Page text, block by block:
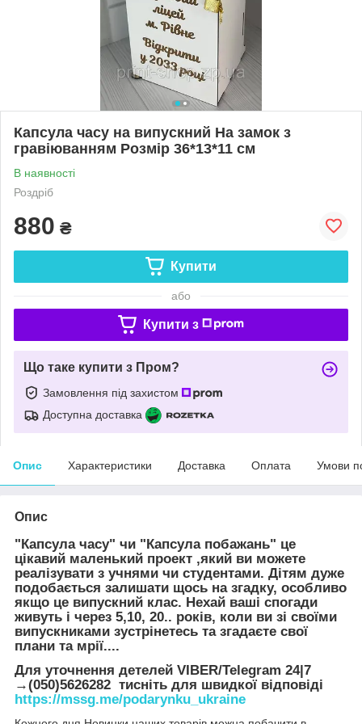
Капсула часу на випускний На замок з
гравіюванням Розмір 36*13*11 см
В наявності
Роздріб
880 ₴
Купити
або
Купити з
Що таке купити з Пром?
Замовлення під захистом
Доступна доставка
Опис Характеристики Доставка Оплата Умови
Опис
"Капсула часу" чи "Капсула побажань" це
цікавий маленький проект ,який ви можете
реалізувати з учнями чи студентами. Дітям дуже
подобається залишати щось на згадку, особливо
якщо це випускний клас. Нехай ваші спогади
живуть і через 5,10, 20.. років, коли ви зі своїми
випускниками зустрінетесь та згадаєте свої
плани та мрії....
Для уточнення детелей VIBER/Telegram 24|7
→(050)5626282 тисніть для швидкої відповіді
https://mssg.me/podarynku_ukraine